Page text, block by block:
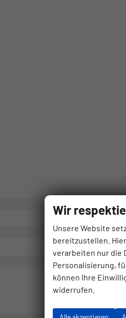
Wir
Unsere Website
bereitzustellen.
verarbeiten nur die
Personalisierung,
können Ihre
widerrufen.